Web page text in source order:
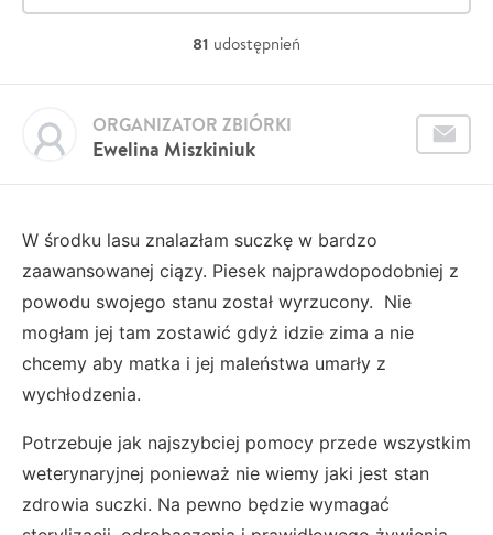
81 udostępnień
Ewelina Miszkiniuk
ORGANIZATOR ZBIÓRKI
W środku lasu znalazłam suczkę w bardzo
zaawansowanej ciązy. Piesek najprawdopodobniej z
powodu swojego stanu został wyrzucony. Nie
mogłam jej tam zostawić gdyż idzie zima a nie
chcemy aby matka i jej maleństwa umarły z
wychłodzenia.
Potrzebuje jak najszybciej pomocy przede wszystkim
weterynaryjnej ponieważ nie wiemy jaki jest stan
zdrowia suczki. Na pewno będzie wymagać